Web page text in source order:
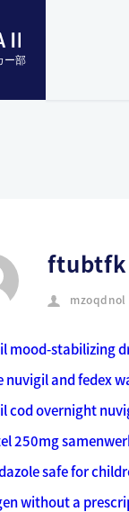
ー部
ftubtfk
mzoqdnol
mood-stabilizing
nuvigil and fedex
cod overnight
250mg
safe for
without a